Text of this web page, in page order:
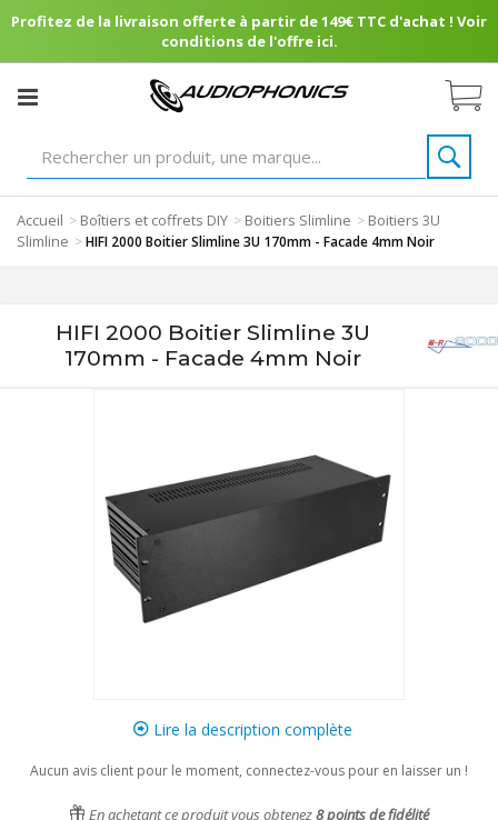
Profitez de la livraison offerte à partir de 149€ TTC d'achat ! Voir
conditions de l'offre ici.
Accueil > Boîtiers et coffrets DIY > Boitiers Slimline > Boitiers 3U
Slimline >HIFI 2000 Boitier Slimline 3U 170mm - Facade 4mm Noir
HIFI 2000 Boitier Slimline 3U
170mm - Facade 4mm Noir
Lire la description complète
Aucun avis client pour le moment, connectez-vous pour en laisser un !
En achetant ce produit vous obtenez8points de fidélité